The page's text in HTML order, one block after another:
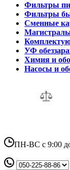
Фильтры
Фильтры
Сменные
УФ
Химия и
Насосы и
ПН-ВС с 9:00